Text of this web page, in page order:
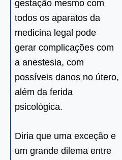
gestação mesmo com
todos os aparatos da
medicina legal pode
gerar complicações com
a anestesia, com
possíveis danos no útero,
além da ferida
psicológica.
Diria que uma exceção e
um grande dilema entre